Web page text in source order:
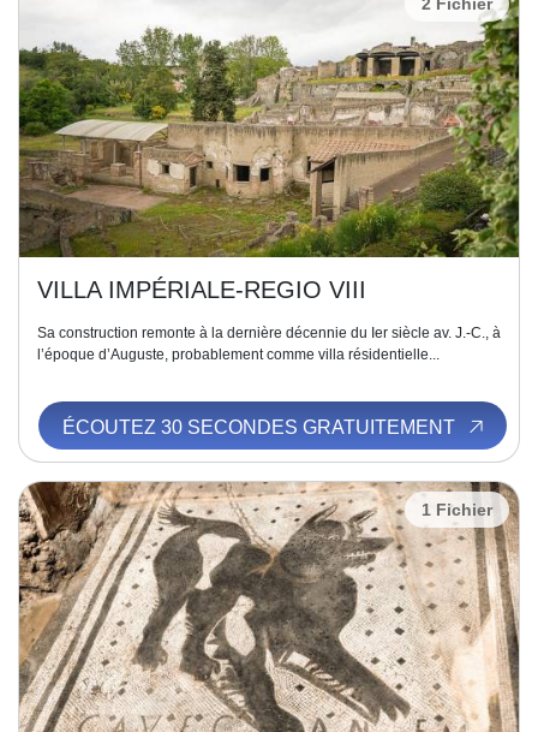
VILLA IMPÉRIALE-REGIO VIII
Sa construction remonte à la dernière décennie du Ier siècle av. J.-C., à
l’époque d’Auguste, probablement comme villa résidentielle...
ÉCOUTEZ 30 SECONDES GRATUITEMENT
1 Fichier